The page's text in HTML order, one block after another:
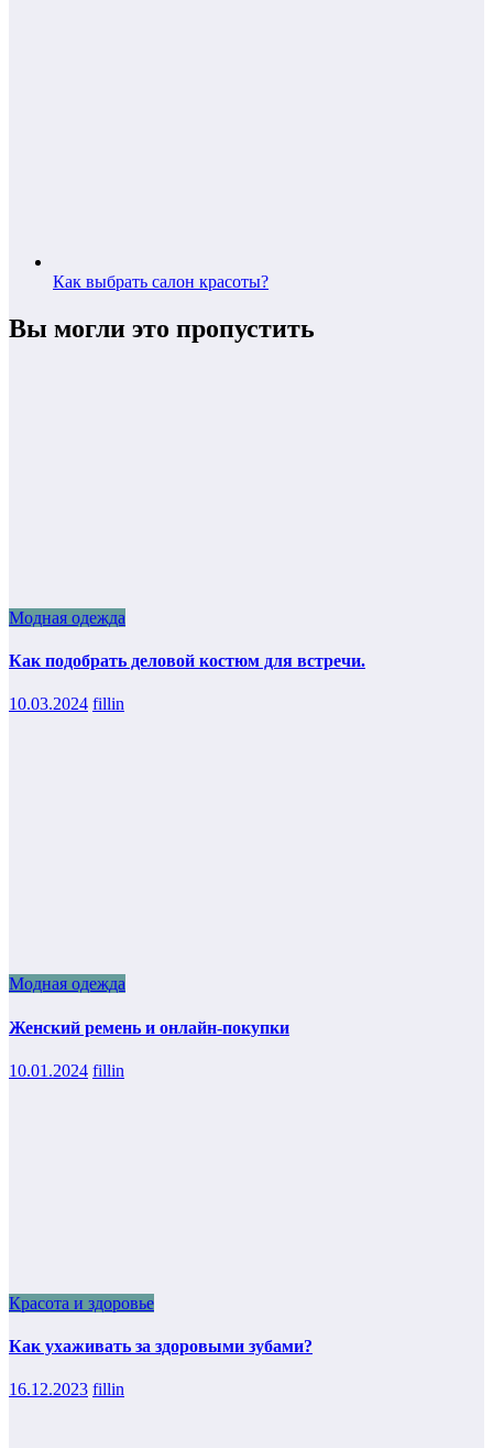
Как выбрать салон красоты?
Вы могли это пропустить
Модная одежда
Как подобрать деловой костюм для встречи.
10.03.2024 fillin
Модная одежда
Женский ремень и онлайн-покупки
10.01.2024 fillin
Красота и здоровье
Как ухаживать за здоровыми зубами?
16.12.2023 fillin